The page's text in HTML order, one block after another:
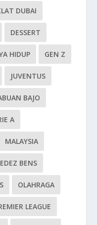
DUBAI
DESSERT
HIDUP GEN Z
JUVENTUS
BAJO
A
MALAYSIA
BENS
OLAHRAGA
LEAGUE